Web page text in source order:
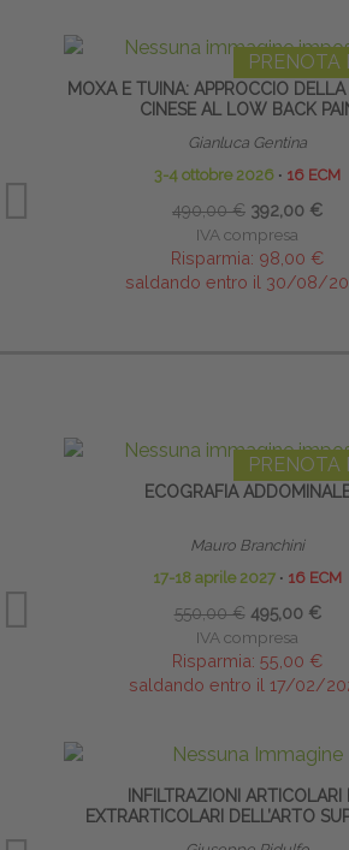
PRENOTA
MOXA E TUINA: APPROCCIO
CINESE AL LOW BACK
Gianluca Gentina
3-4 ottobre 2026 ∙ 16 ECM
490,00 € 392,00 €
IVA compresa
Risparmia: 98,00 €
saldando entro il 30/08/
PRENOTA
ECOGRAFIA
Mauro Branchini
17-18 aprile 2027 ∙ 16 ECM
550,00 € 495,00 €
IVA compresa
Risparmia: 55,00 €
saldando entro il 17/02/
INFILTRAZIONI ARTICOLARI
EXTRARTICOLARI DELL’ARTO